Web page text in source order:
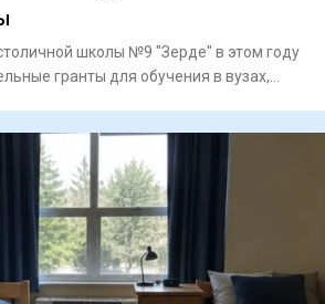
школы №9 "Зерде" в этом году
гранты для обучения в вузах,